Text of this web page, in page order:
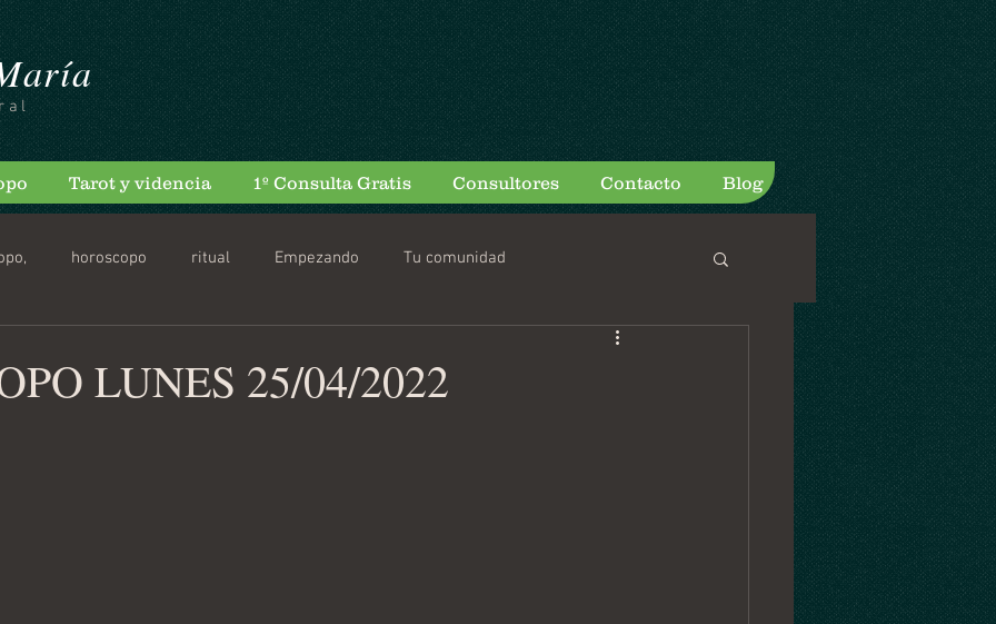
Tarot y videncia 1º Consulta Gratis Consultores Contacto Blog
horoscopo ritual Empezando Tu comunidad
LUNES 25/04/2022